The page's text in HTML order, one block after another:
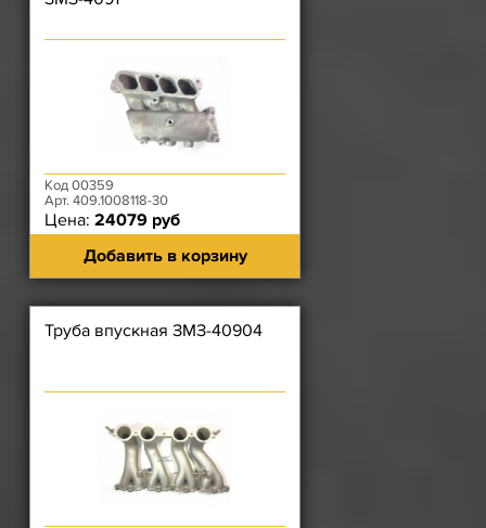
Код 00359
Арт. 409.1008118-30
Цена: 24079 руб
Добавить в корзину
Труба впускная ЗМЗ-40904